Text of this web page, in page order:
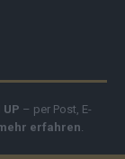
UP – per Post, E-
erfahren.